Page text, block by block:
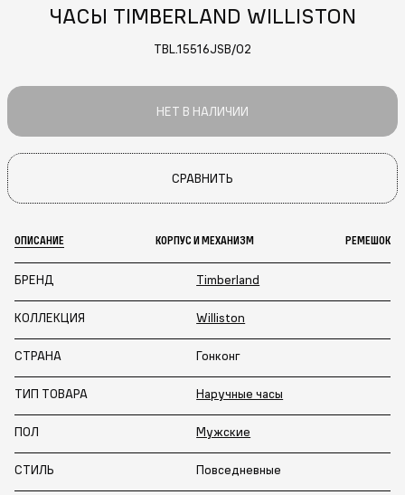
ЧАСЫ TIMBERLAND WILLISTON
TBL.15516JSB/02
НЕТ В НАЛИЧИИ
СРАВНИТЬ
ОПИСАНИЕ КОРПУС И МЕХАНИЗМ РЕМЕШОК
БРЕНД Timberland
КОЛЛЕКЦИЯ Williston
СТРАНА Гонконг
ТИП ТОВАРА Наручные часы
ПОЛ Мужские
СТИЛЬ Повседневные